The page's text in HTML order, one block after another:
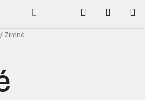
Hľadať
KOŠÍK
/ Zimné